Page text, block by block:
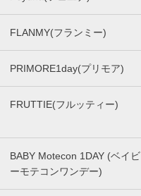
FLANMY(フランミー)
PRIMORE1day(プリモア)
FRUTTIE(フルッティー)
BABY Motecon 1DAY (ベイビ
ーモテコンワンデー)